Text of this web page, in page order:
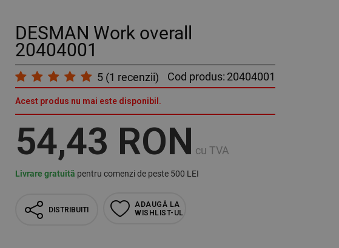
DESMAN Work overall
20404001
5 (1 recenzii) Cod produs: 20404001
Acest produs nu mai este disponibil.
54,43 RON cu TVA
Livrare gratuită pentru comenzi de peste 500 LEI
DISTRIBUITI
ADAUGĂ LA
WISHLIST-UL